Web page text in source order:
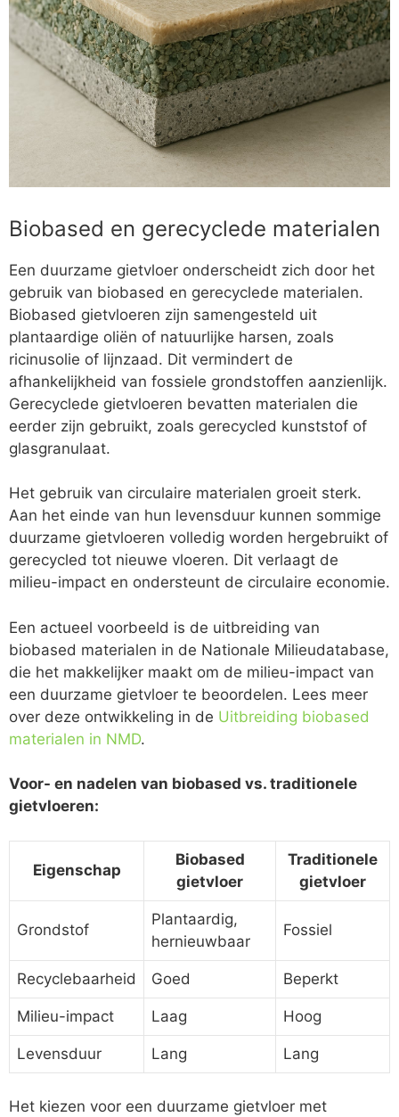
Biobased en gerecyclede materialen
Een duurzame gietvloer onderscheidt zich door het
gebruik van biobased en gerecyclede materialen.
Biobased gietvloeren zijn samengesteld uit
plantaardige oliën of natuurlijke harsen, zoals
ricinusolie of lijnzaad. Dit vermindert de
afhankelijkheid van fossiele grondstoffen aanzienlijk.
Gerecyclede gietvloeren bevatten materialen die
eerder zijn gebruikt, zoals gerecycled kunststof of
glasgranulaat.
Het gebruik van circulaire materialen groeit sterk.
Aan het einde van hun levensduur kunnen sommige
duurzame gietvloeren volledig worden hergebruikt of
gerecycled tot nieuwe vloeren. Dit verlaagt de
milieu-impact en ondersteunt de circulaire economie.
Een actueel voorbeeld is de uitbreiding van
biobased materialen in de Nationale Milieudatabase,
die het makkelijker maakt om de milieu-impact van
een duurzame gietvloer te beoordelen. Lees meer
over deze ontwikkeling in de Uitbreiding biobased
materialen in NMD.
Voor- en nadelen van biobased vs. traditionele
gietvloeren:
Eigenschap
Biobased
gietvloer
Traditionele
gietvloer
Grondstof
Plantaardig,
hernieuwbaar
Fossiel
Recyclebaarheid Goed Beperkt
Milieu-impact Laag Hoog
Levensduur Lang Lang
Het kiezen voor een duurzame gietvloer met